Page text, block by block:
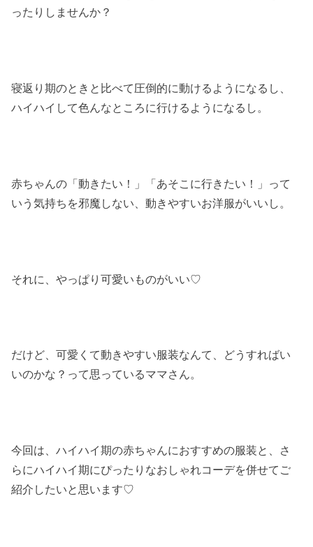
ったりしませんか？
寝返り期のときと比べて圧倒的に動けるようになるし、
ハイハイして色んなところに行けるようになるし。
赤ちゃんの「動きたい！」「あそこに行きたい！」って
いう気持ちを邪魔しない、動きやすいお洋服がいいし。
それに、やっぱり可愛いものがいい♡
だけど、可愛くて動きやすい服装なんて、どうすればい
いのかな？って思っているママさん。
今回は、ハイハイ期の赤ちゃんにおすすめの服装と、さ
らにハイハイ期にぴったりなおしゃれコーデを併せてご
紹介したいと思います♡